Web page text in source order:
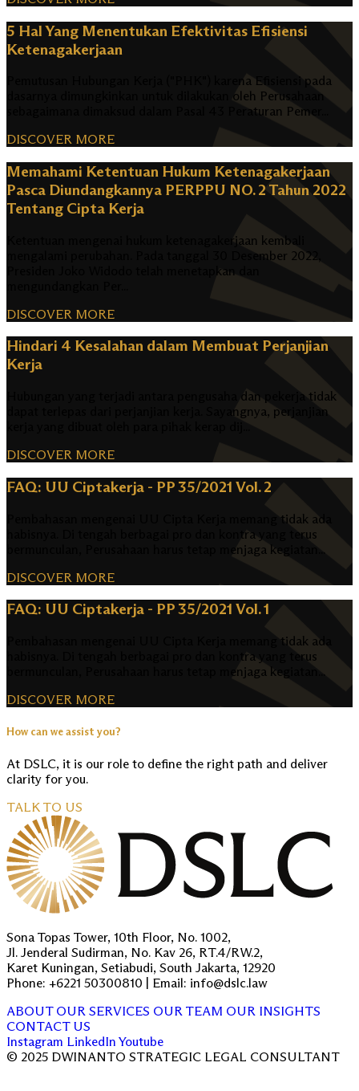
5 Hal Yang Menentukan Efektivitas Efisiensi
Ketenagakerjaan
Pemutusan Hubungan Kerja ("PHK") karena Efisiensi pada
dasarnya dimungkinkan untuk dilakukan oleh Perusahaan
sebagaimana dimaksud dalam Pasal 43 Peraturan Pemer...
DISCOVER MORE
Memahami Ketentuan Hukum Ketenagakerjaan
Pasca Diundangkannya PERPPU NO. 2 Tahun 2022
Tentang Cipta Kerja
Ketentuan mengenai hukum ketenagakerjaan kembali
mengalami perubahan. Pada tanggal 30 Desember 2022,
Presiden Joko Widodo telah menetapkan dan
DISCOVER MORE
Hindari 4 Kesalahan dalam Membuat Perjanjian
Kerja
Hubungan yang terjadi antara pengusaha dan pekerja tidak
dapat terlepas dari perjanjian kerja. Sayangnya, perjanjian
kerja yang dibuat oleh para pihak kerap dij...
DISCOVER MORE
FAQ: UU Ciptakerja - PP 35/2021 Vol. 2
Pembahasan mengenai UU Cipta Kerja memang tidak ada
habisnya. Di tengah berbagai pro dan kontra yang terus
bermunculan, Perusahaan harus tetap menjaga kegiatan...
DISCOVER MORE
FAQ: UU Ciptakerja - PP 35/2021 Vol. 1
Pembahasan mengenai UU Cipta Kerja memang tidak ada
habisnya. Di tengah berbagai pro dan kontra yang terus
bermunculan, Perusahaan harus tetap menjaga kegiatan...
DISCOVER MORE
How can we assist you?
At DSLC, it is our role to define the right path and deliver
clarity for you.
TALK TO US
Sona Topas Tower, 10th Floor, No. 1002,
Jl. Jenderal Sudirman, No. Kav 26, RT.4/RW.2,
Karet Kuningan, Setiabudi, South Jakarta, 12920
Phone: +6221 50300810 | Email: info@dslc.law
ABOUT OUR SERVICES OUR TEAM OUR INSIGHTS
CONTACT US
Instagram LinkedIn Youtube
© 2025 DWINANTO STRATEGIC LEGAL CONSULTANT